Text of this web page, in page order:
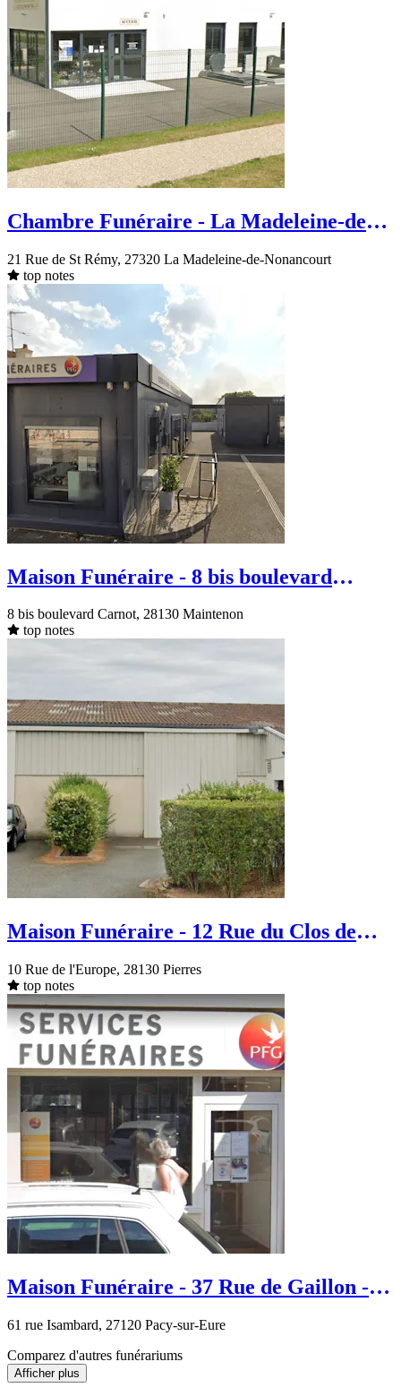
Chambre Funéraire - La Madeleine-de-
21 Rue de St Rémy, 27320 La Madeleine-de-Nonancourt
top notes
Maison Funéraire - 8 bis boulevard
8 bis boulevard Carnot, 28130 Maintenon
top notes
Maison Funéraire - 12 Rue du Clos de
10 Rue de l'Europe, 28130 Pierres
top notes
Maison Funéraire - 37 Rue de Gaillon -
61 rue Isambard, 27120 Pacy-sur-Eure
Comparez d'autres funérariums
Afficher plus